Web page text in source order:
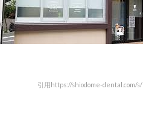
引用https://shiodome-dental.com/s/